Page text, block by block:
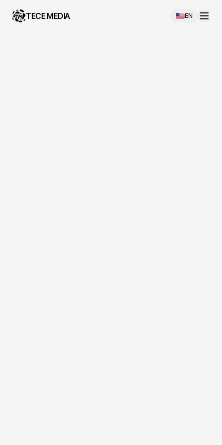
TECE MEDIA EN